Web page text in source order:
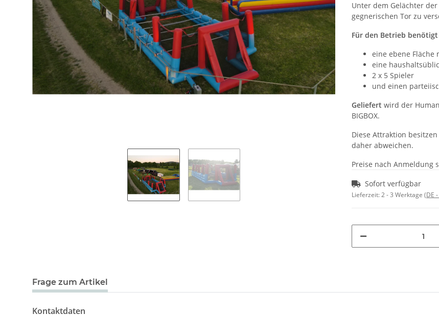
Unter dem Gelächter
gegnerischen Tor zu
Für den Betrieb
eine ebene Fläche
eine
2 x 5 Spieler
und einen
Geliefert wird der
BIGBOX.
Diese Attraktion
daher abweichen.
Preise nach Anmeldung
Sofort verfügbar
Lieferzeit:2 - 3 Werktage (DE
Frage zum Artikel
Kontaktdaten